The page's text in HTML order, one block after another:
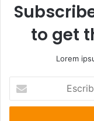
to get
Lorem
correo